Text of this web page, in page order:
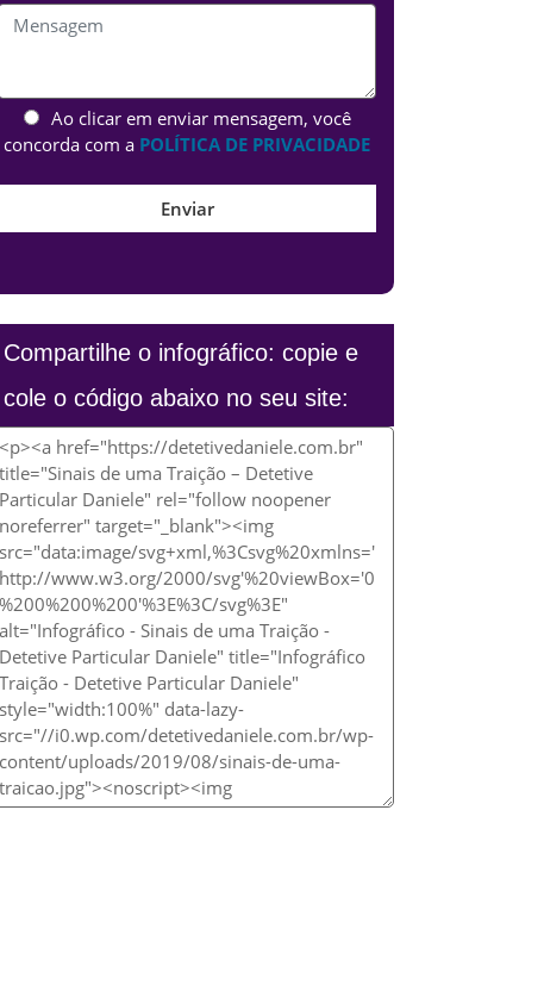
Ao clicar em enviar mensagem, você
concorda com a POLÍTICA DE PRIVACIDADE
Compartilhe o infográfico: copie e
cole o código abaixo no seu site: